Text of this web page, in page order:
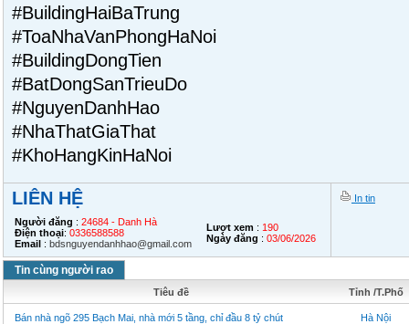
#BuildingHaiBaTrung
#ToaNhaVanPhongHaNoi
#BuildingDongTien
#BatDongSanTrieuDo
#NguyenDanhHao
#NhaThatGiaThat
#KhoHangKinHaNoi
LIÊN HỆ
Người đăng : 24684 - Danh Hà
Điện thoại: 0336588588
Email : bdsnguyendanhhao@gmail.com
Lượt xem : 190
Ngày đăng : 03/06/2026
In tin
Tin cùng người rao
Tiêu đề Tỉnh /T.Phố
Bán nhà ngõ 295 Bạch Mai, nhà mới 5 tầng, chỉ đầu 8 tỷ chút Hà Nội